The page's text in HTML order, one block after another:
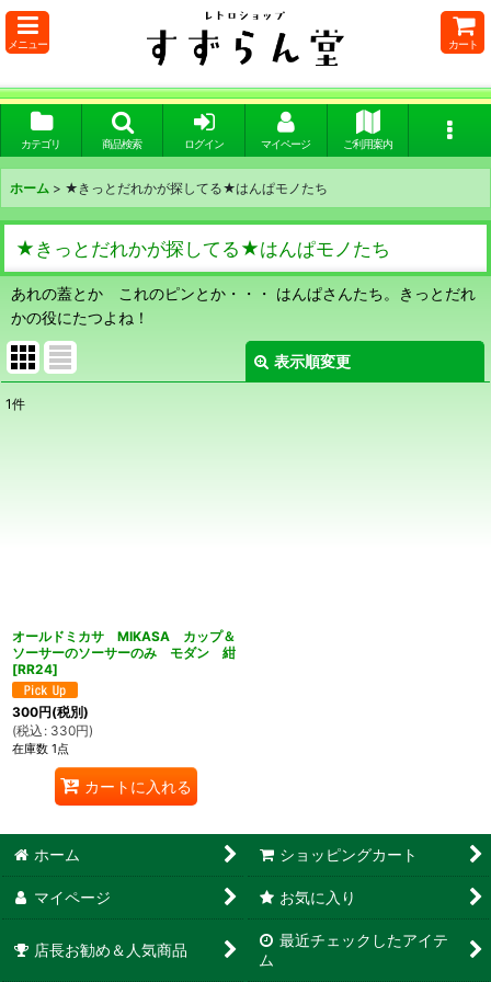
メニュー カート
カテゴリ 商品検索 ログイン マイページ ご利用案内
ホーム > ★きっとだれかが探してる★はんぱモノたち
★きっとだれかが探してる★はんぱモノたち
あれの蓋とか これのピンとか・・・ はんぱさんたち。きっとだれ
かの役にたつよね！
表示順変更
1件
オールドミカサ MIKASA カップ＆
ソーサーのソーサーのみ モダン 紺
[RR24]
300円(税別)
(税込 : 330円)
在庫数 1点
カートに入れる
ホーム ショッピングカート
マイページ お気に入り
店長お勧め＆人気商品
最近チェックしたアイテ
ム